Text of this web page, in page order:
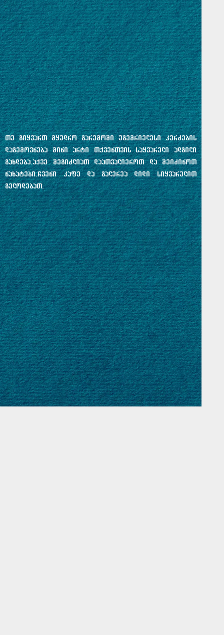
თუ გიყვართ მყუდრო გარემოში უგემრიელესი კერძების
დაგემოვნება მინი არტი თქვენთვის საყვარელი ადგილი
გახდება.აქვე შეგიძლიათ დაათვალიეროთ და შეიძინოთ
ნახატები.ჩვენი კაფე და გალერეა დიდი სიყვარულით
გელოდებათ.